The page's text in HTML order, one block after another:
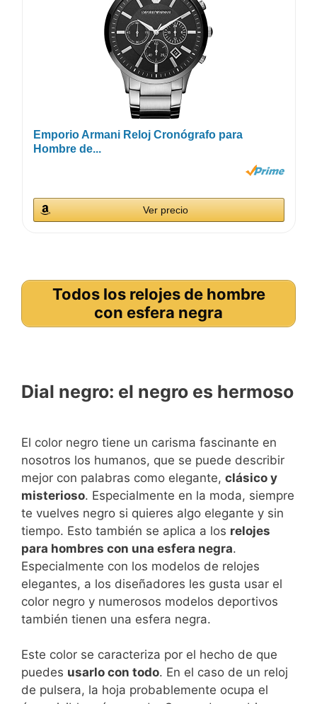
Emporio Armani Reloj Cronógrafo para
Hombre de...
Ver precio
Todos los relojes de hombre
con esfera negra
Dial negro: el negro es hermoso
El color negro tiene un carisma fascinante en
nosotros los humanos, que se puede describir
mejor con palabras como elegante, clásico y
misterioso. Especialmente en la moda, siempre
te vuelves negro si quieres algo elegante y sin
tiempo. Esto también se aplica a los relojes
para hombres con una esfera negra.
Especialmente con los modelos de relojes
elegantes, a los diseñadores les gusta usar el
color negro y numerosos modelos deportivos
también tienen una esfera negra.
Este color se caracteriza por el hecho de que
puedes usarlo con todo. En el caso de un reloj
de pulsera, la hoja probablemente ocupa el